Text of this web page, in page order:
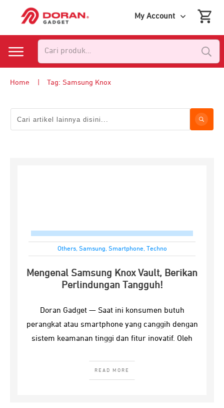
My Account
Home Tag: Samsung Knox
Others, Samsung, Smartphone, Techno
Mengenal Samsung Knox Vault, Berikan
Perlindungan Tangguh!
Doran Gadget — Saat ini konsumen butuh
perangkat atau smartphone yang canggih dengan
sistem keamanan tinggi dan fitur inovatif. Oleh
READ MORE